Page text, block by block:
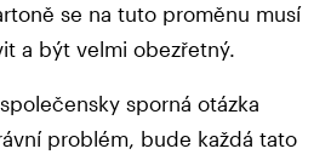
se na tuto proměnu musí
a být velmi obezřetný.
sporná otázka
problém, bude každá tato